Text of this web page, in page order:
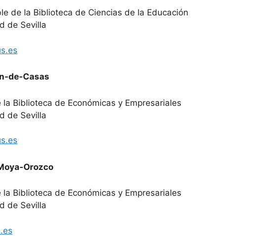
de la Biblioteca de Ciencias de la Educación
de Sevilla
de-Casas
Biblioteca de Económicas y Empresariales
de Sevilla
Orozco
Biblioteca de Económicas y Empresariales
de Sevilla